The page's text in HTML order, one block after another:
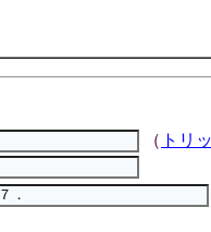
（ トリ